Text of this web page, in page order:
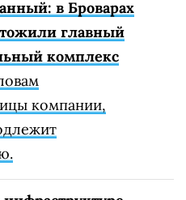
в Броварах
главный
комплекс
компании,